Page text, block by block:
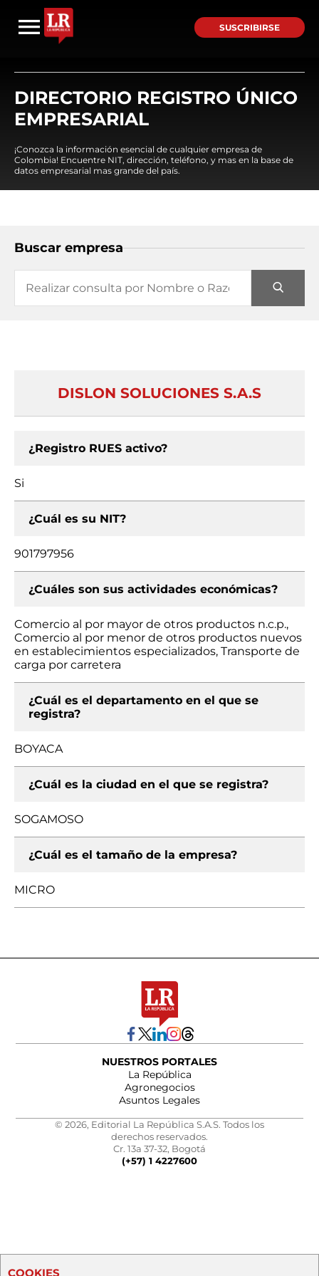
SUSCRIBIRSE
DIRECTORIO REGISTRO ÚNICO
EMPRESARIAL
¡Conozca la información esencial de cualquier empresa de
Colombia! Encuentre NIT, dirección, teléfono, y mas en la base de
datos empresarial mas grande del país.
Buscar empresa
DISLON SOLUCIONES S.A.S
¿Registro RUES activo?
Si
¿Cuál es su NIT?
901797956
¿Cuáles son sus actividades económicas?
Comercio al por mayor de otros productos n.c.p.,
Comercio al por menor de otros productos nuevos
en establecimientos especializados, Transporte de
carga por carretera
¿Cuál es el departamento en el que se
registra?
BOYACA
¿Cuál es la ciudad en el que se registra?
SOGAMOSO
¿Cuál es el tamaño de la empresa?
MICRO
NUESTROS PORTALES
La República
Agronegocios
Asuntos Legales
© 2026, Editorial La República S.A.S. Todos los
derechos reservados.
Cr. 13a 37-32, Bogotá
(+57) 1 4227600
COOKIES